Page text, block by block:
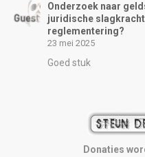
Onderzoek naar
juridische
reglementering?
23 mei 2025
Goed stuk
Donaties